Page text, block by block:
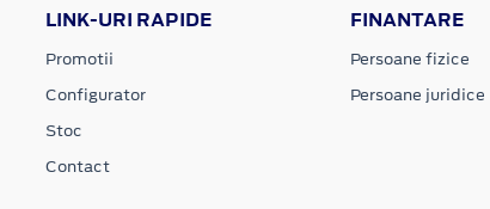
LINK-URI RAPIDE
Promotii
Configurator
Stoc
Contact
FINANTARE
Persoane fizice
Persoane juridice